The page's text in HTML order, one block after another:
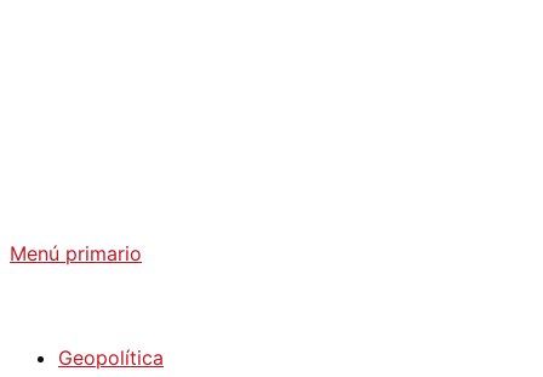
Menú primario
Geopolítica